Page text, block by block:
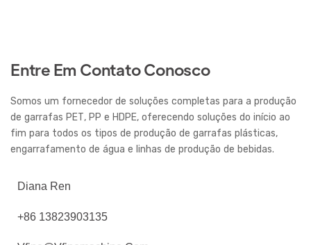
Entre Em Contato Conosco
Somos um fornecedor de soluções completas para a produção
de garrafas PET, PP e HDPE, oferecendo soluções do início ao
fim para todos os tipos de produção de garrafas plásticas,
engarrafamento de água e linhas de produção de bebidas.
Diana Ren
+86 13823903135